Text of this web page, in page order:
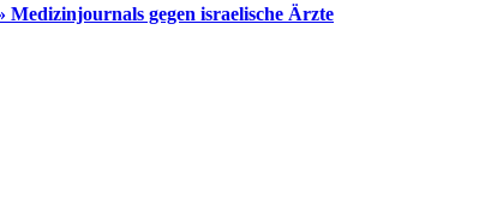
Medizinjournals gegen israelische Ärzte